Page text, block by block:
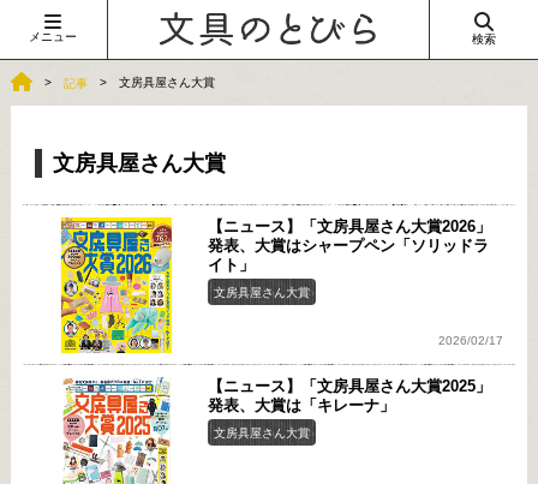
メニュー 検索
記事 文房具屋さん大賞
文房具屋さん大賞
【ニュース】「文房具屋さん大賞2026」
発表、大賞はシャープペン「ソリッドラ
イト」
文房具屋さん大賞
2026/02/17
【ニュース】「文房具屋さん大賞2025」
発表、大賞は「キレーナ」
文房具屋さん大賞